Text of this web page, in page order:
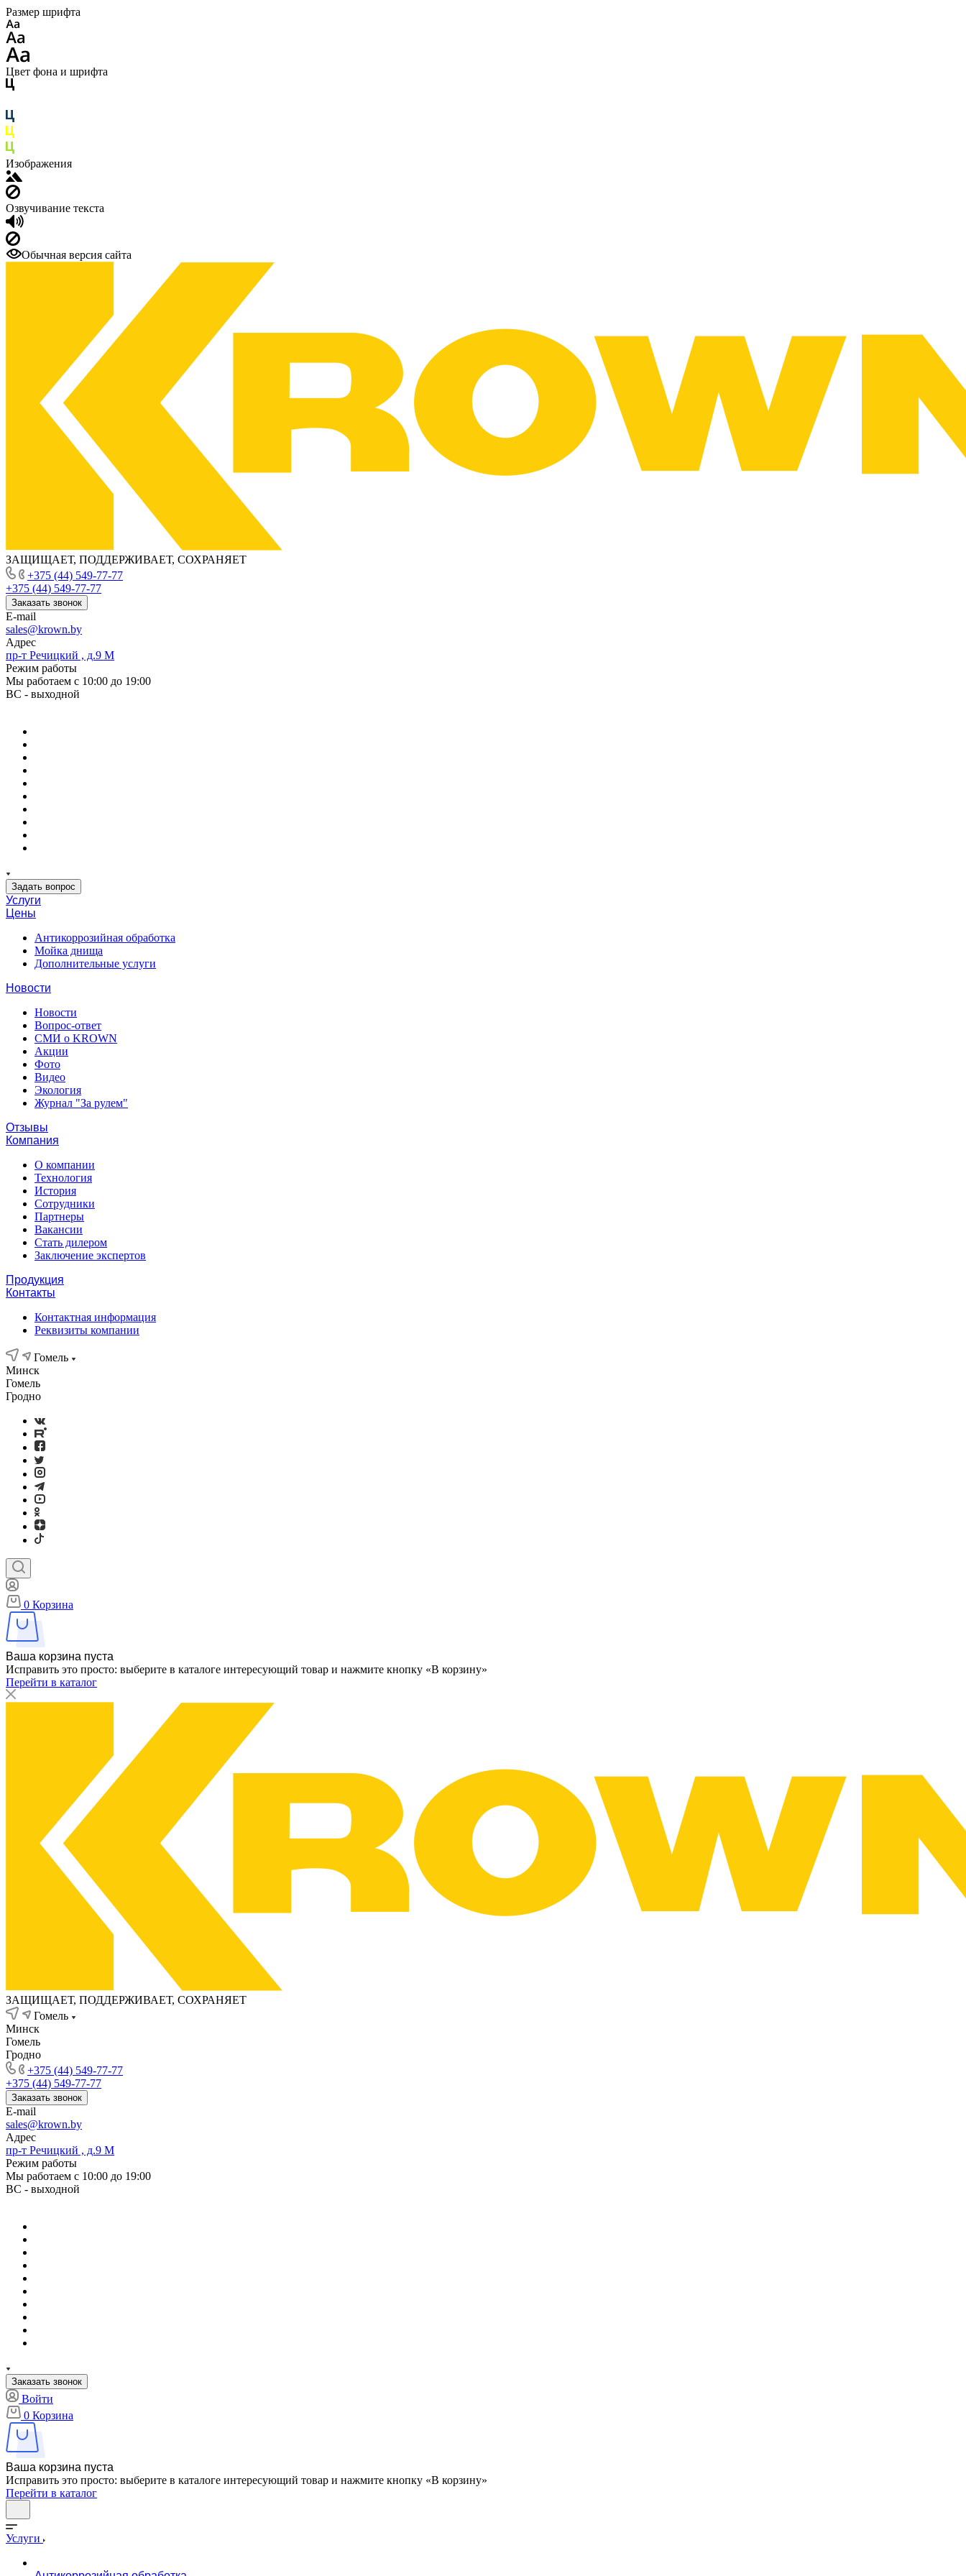
Размер шрифта
Цвет фона и шрифта
Изображения
Озвучивание текста
Обычная версия сайта
ЗАЩИЩАЕТ, ПОДДЕРЖИВАЕТ, СОХРАНЯЕТ
+375 (44) 549-77-77
+375 (44) 549-77-77
Заказать звонок
E-mail
sales@krown.by
Адрес
пр-т Речицкий , д.9 М
Режим работы
Мы работаем с 10:00 до 19:00
ВС - выходной
Задать вопрос
Услуги
Цены
Антикоррозийная обработка
Мойка днища
Дополнительные услуги
Новости
Новости
Вопрос-ответ
СМИ о KROWN
Акции
Фото
Видео
Экология
Журнал "За рулем"
Отзывы
Компания
О компании
Технология
История
Сотрудники
Партнеры
Вакансии
Стать дилером
Заключение экспертов
Продукция
Контакты
Контактная информация
Реквизиты компании
Гомель
Минск
Гомель
Гродно
0 Корзина
Ваша корзина пуста
Исправить это просто: выберите в каталоге интересующий товар и нажмите кнопку «В корзину»
Перейти в каталог
ЗАЩИЩАЕТ, ПОДДЕРЖИВАЕТ, СОХРАНЯЕТ
Гомель
Минск
Гомель
Гродно
+375 (44) 549-77-77
+375 (44) 549-77-77
Заказать звонок
E-mail
sales@krown.by
Адрес
пр-т Речицкий , д.9 М
Режим работы
Мы работаем с 10:00 до 19:00
ВС - выходной
Заказать звонок
Войти
0 Корзина
Ваша корзина пуста
Исправить это просто: выберите в каталоге интересующий товар и нажмите кнопку «В корзину»
Перейти в каталог
Услуги